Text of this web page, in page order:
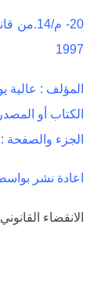
1997
المؤلف : عالية
الكتاب أو
الجزء والصفحة :
اعادة نشر
الانقضاء